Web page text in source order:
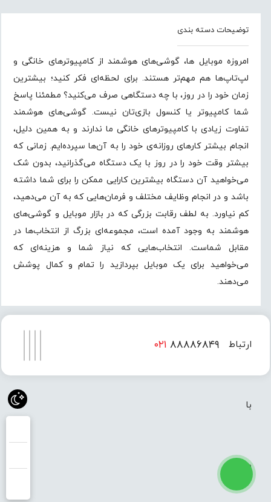
امروزه موبایل ها، گوشی‌های هوشمند از کامپیوترهای خانگی و
لپ‌تاپ‌ها هم مهم‌تر هستند. برای لحظه‌ای فکر کنید؛ بیشترین
زمان خود را در روز، با چه دستگاهی صرف می‌کنید؟ مطمئنا پاسخ
شما کامپیوتر یا کنسول بازی‌تان نیست. گوشی‌های هوشمند
تفاوت زیادی با کامپیوترهای خانگی ما ندارند و به همین دلیل،
انجام بیشتر کارهای روزانه‌ی خود را به آن‌ها سپرده‌ایم. زمانی که
بیشتر وقت خود را در روز با یک دستگاه می‌گذرانید، بدون شک
می‌خواهید آن دستگاه بیشترین کارایی ممکن را برای شما داشته
باشد و در انجام وظایف مختلف و فرمان‌هایی که به آن می‌دهید،
کم نیاورد. به لطف رقابت بزرگی که در بازار موبایل و گوشی‌های
هوشمند به وجود آمده است، مجموعه‌ای بزرگ از انتخاب‌ها در
مقابل شماست. انتخاب‌هایی که نیاز شما و هزینه‌ای که
می‌خواهید برای یک موبایل بپردازید را تمام و کمال پوشش
می‌دهند.
ارتباط
با
ما
۰۲۱ ۸۸۸۸۶۸۴۹